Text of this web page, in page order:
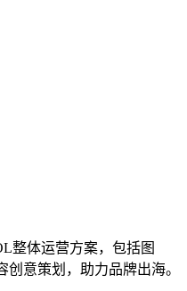
整体运营方案，包括图
意策划，助力品牌出海。